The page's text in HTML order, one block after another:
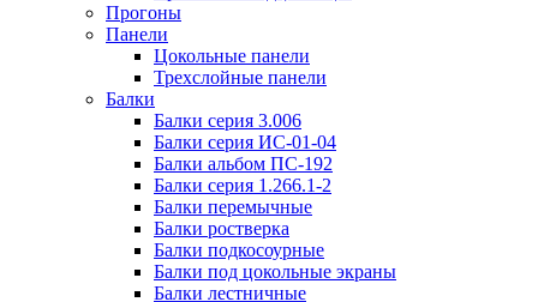
Прогоны
Панели
Цокольные панели
Трехслойные панели
Балки
Балки серия 3.006
Балки серия ИС-01-04
Балки альбом ПС-192
Балки серия 1.266.1-2
Балки перемычные
Балки ростверка
Балки подкосоурные
Балки под цокольные экраны
Балки лестничные